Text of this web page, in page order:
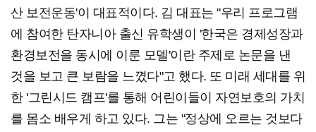
산 보전운동'이 대표적이다. 김 대표는 "우리 프로그램
에 참여한 탄자니아 출신 유학생이 '한국은 경제성장과
환경보전을 동시에 이룬 모델'이란 주제로 논문을 낸
것을 보고 큰 보람을 느꼈다"고 했다. 또 미래 세대를 위
한 '그린시드 캠프'를 통해 어린이들이 자연보호의 가치
를 몸소 배우게 하고 있다. 그는 "정상에 오르는 것보다